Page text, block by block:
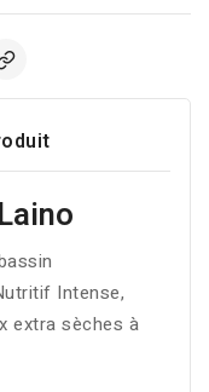
Intense,
extra sèches à